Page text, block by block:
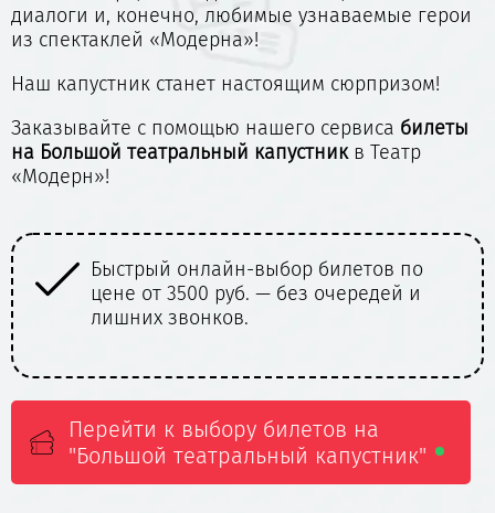
диалоги и, конечно, любимые узнаваемые герои
из спектаклей «Модерна»!
Наш капустник станет настоящим сюрпризом!
Заказывайте с помощью нашего сервиса билеты
на Большой театральный капустник в Театр
«Модерн»!
Атмосфера старинного здания-
памятника (1911 г.) с витражами и
лепниной — театр как
Перейти к выбору билетов на
"Большой театральный капустник"